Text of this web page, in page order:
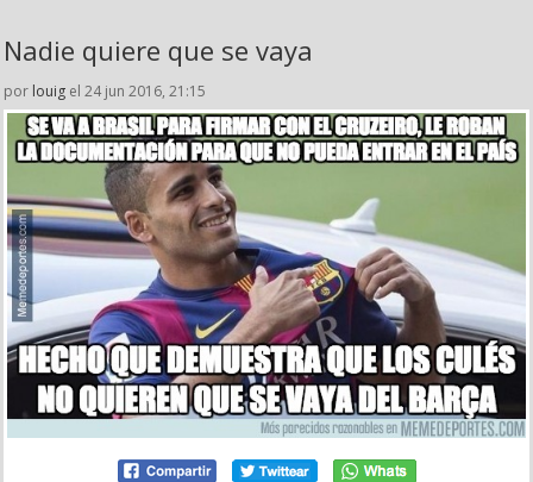
Nadie quiere que se vaya
por louig el 24 jun 2016, 21:15